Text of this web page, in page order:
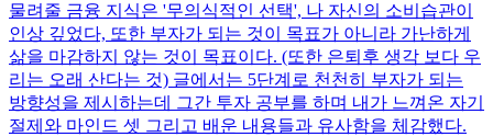
물려줄 금융 지식은 '무의식적인 선택', 나 자신의 소비습관이
인상 깊었다, 또한 부자가 되는 것이 목표가 아니라 가난하게
삶을 마감하지 않는 것이 목표이다. (또한 은퇴후 생각 보다 우
리는 오래 산다는 것) 글에서는 5단계로 천천히 부자가 되는
방향성을 제시하는데 그간 투자 공부를 하며 내가 느껴온 자기
절제와 마인드 셋 그리고 배운 내용들과 유사함을 체감했다.